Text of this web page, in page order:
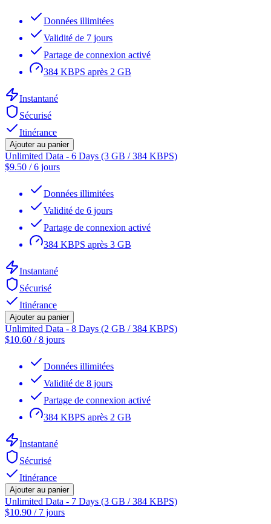
Données illimitées
Validité de 7 jours
Partage de connexion activé
384 KBPS après 2 GB
Instantané
Sécurisé
Itinérance
Ajouter au panier
Unlimited Data - 6 Days (3 GB / 384 KBPS)
$9.50 /6 jours
Données illimitées
Validité de 6 jours
Partage de connexion activé
384 KBPS après 3 GB
Instantané
Sécurisé
Itinérance
Ajouter au panier
Unlimited Data - 8 Days (2 GB / 384 KBPS)
$10.60 /8 jours
Données illimitées
Validité de 8 jours
Partage de connexion activé
384 KBPS après 2 GB
Instantané
Sécurisé
Itinérance
Ajouter au panier
Unlimited Data - 7 Days (3 GB / 384 KBPS)
$10.90 / 7 jours